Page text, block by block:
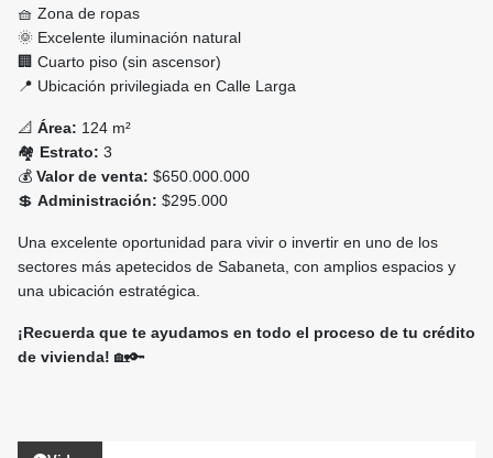
🧺 Zona de ropas
🌞 Excelente iluminación natural
🏢 Cuarto piso (sin ascensor)
📍 Ubicación privilegiada en Calle Larga
📐 Área: 124 m²
🏘️ Estrato: 3
💰 Valor de venta: $650.000.000
💲 Administración: $295.000
Una excelente oportunidad para vivir o invertir en uno de los
sectores más apetecidos de Sabaneta, con amplios espacios y
una ubicación estratégica.
¡Recuerda que te ayudamos en todo el proceso de tu crédito
de vivienda! 🏡🔑